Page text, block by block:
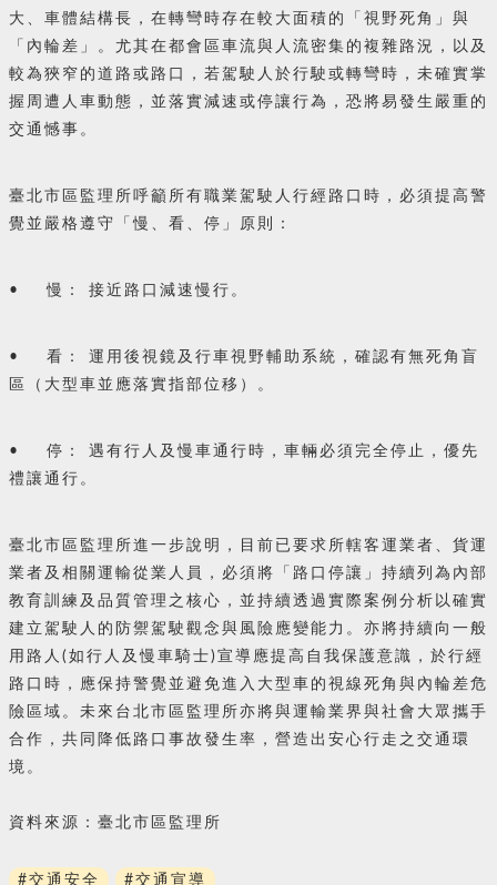
大、車體結構長，在轉彎時存在較大面積的「視野死角」與
「內輪差」。尤其在都會區車流與人流密集的複雜路況，以及
較為狹窄的道路或路口，若駕駛人於行駛或轉彎時，未確實掌
握周遭人車動態，並落實減速或停讓行為，恐將易發生嚴重的
交通憾事。
臺北市區監理所呼籲所有職業駕駛人行經路口時，必須提高警
覺並嚴格遵守「慢、看、停」原則：
• 慢： 接近路口減速慢行。
• 看： 運用後視鏡及行車視野輔助系統，確認有無死角盲
區（大型車並應落實指部位移）。
• 停： 遇有行人及慢車通行時，車輛必須完全停止，優先
禮讓通行。
臺北市區監理所進一步說明，目前已要求所轄客運業者、貨運
業者及相關運輸從業人員，必須將「路口停讓」持續列為內部
教育訓練及品質管理之核心，並持續透過實際案例分析以確實
建立駕駛人的防禦駕駛觀念與風險應變能力。亦將持續向一般
用路人(如行人及慢車騎士)宣導應提高自我保護意識，於行經
路口時，應保持警覺並避免進入大型車的視線死角與內輪差危
險區域。未來台北市區監理所亦將與運輸業界與社會大眾攜手
合作，共同降低路口事故發生率，營造出安心行走之交通環
境。
資料來源：臺北市區監理所
#交通安全 #交通宣導